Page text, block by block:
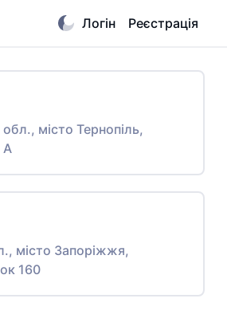
Логін Реєстрація
місто Тернопіль,
А
місто Запоріжжя,
160